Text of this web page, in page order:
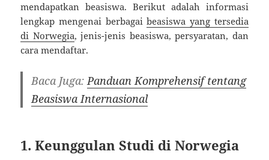
mendapatkan beasiswa. Berikut adalah informasi
lengkap mengenai berbagaibeasiswa yang tersedia
di Norwegia, jenis-jenis beasiswa, persyaratan, dan
cara mendaftar.
Baca Juga:Panduan Komprehensif tentang
Beasiswa Internasional
1. Keunggulan Studi di Norwegia